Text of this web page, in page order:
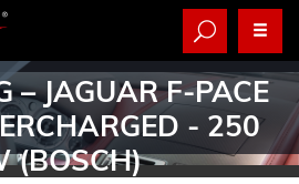
– JAGUAR F-PACE
- 250
(BOSCH)